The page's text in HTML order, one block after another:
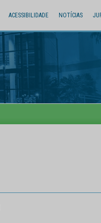
ACESSIBILIDADE NOTÍCIAS